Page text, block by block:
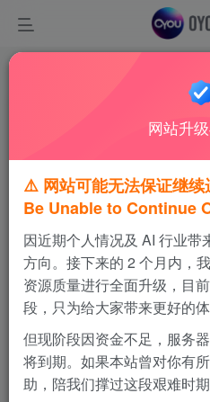
NBA
IPA+数据
支持系统
iOS
网站升
⚠️ 网站可能无法保证继
Be Unable to Continue
因近期个人情况及 AI 行业
方向。接下来的 2 个月内，
资源质量进行全面升级，目
段，只为给大家带来更好的体
但现阶段因资金不足，服务
将到期。如果本站曾对你有
助，陪我们撑过这段艰难时期